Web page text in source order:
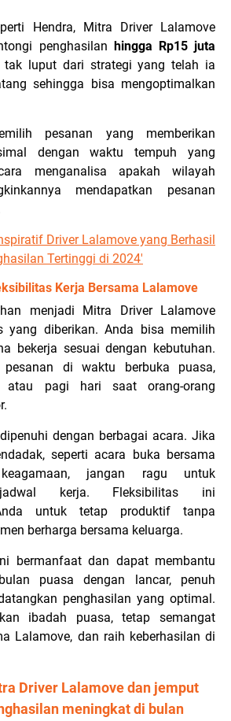
Hendra, Mitra Driver Lalamove
penghasilan hingga Rp15 juta
luput dari strategi yang telah ia
sehingga bisa mengoptimalkan
pesanan yang memberikan
dengan waktu tempuh yang
menganalisa apakah wilayah
mendapatkan pesanan
Driver Lalamove yang Berhasil
Tertinggi di 2024'
Kerja Bersama Lalamove
menjadi Mitra Driver Lalamove
yang diberikan. Anda bisa memilih
bekerja sesuai dengan kebutuhan.
di waktu berbuka puasa,
atau pagi hari saat orang-orang
dengan berbagai acara. Jika
seperti acara buka bersama
jangan ragu untuk
jadwal kerja. Fleksibilitas ini
untuk tetap produktif tanpa
berharga bersama keluarga.
bermanfaat dan dapat membantu
puasa dengan lancar, penuh
penghasilan yang optimal.
ibadah puasa, tetap semangat
Lalamove, dan raih keberhasilan di
Driver Lalamove dan jemput
meningkat di bulan